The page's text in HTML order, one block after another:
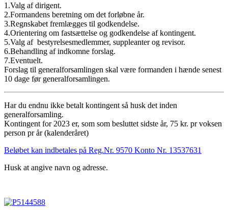
1.Valg af dirigent.
2.Formandens beretning om det forløbne år.
3.Regnskabet fremlægges til godkendelse.
4.Orientering om fastsættelse og godkendelse af kontingent.
5.Valg af bestyrelsesmedlemmer, suppleanter og revisor.
6.Behandling af indkomne forslag.
7.Eventuelt.
Forslag til generalforsamlingen skal være formanden i hænde senest
10 dage før generalforsamlingen.
Har du endnu ikke betalt kontingent så husk det inden
generalforsamling.
Kontingent for 2023 er, som som besluttet sidste år, 75 kr. pr voksen
person pr år (kalenderåret)
Beløbet kan indbetales på Reg.Nr. 9570 Konto Nr. 13537631
Husk at angive navn og adresse.